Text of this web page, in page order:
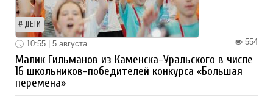
ДЕТИ
554
10:55 | 5 августа
Малик Гильманов из Каменска-Уральского в числе
16 школьников-победителей конкурса «Большая
перемена»